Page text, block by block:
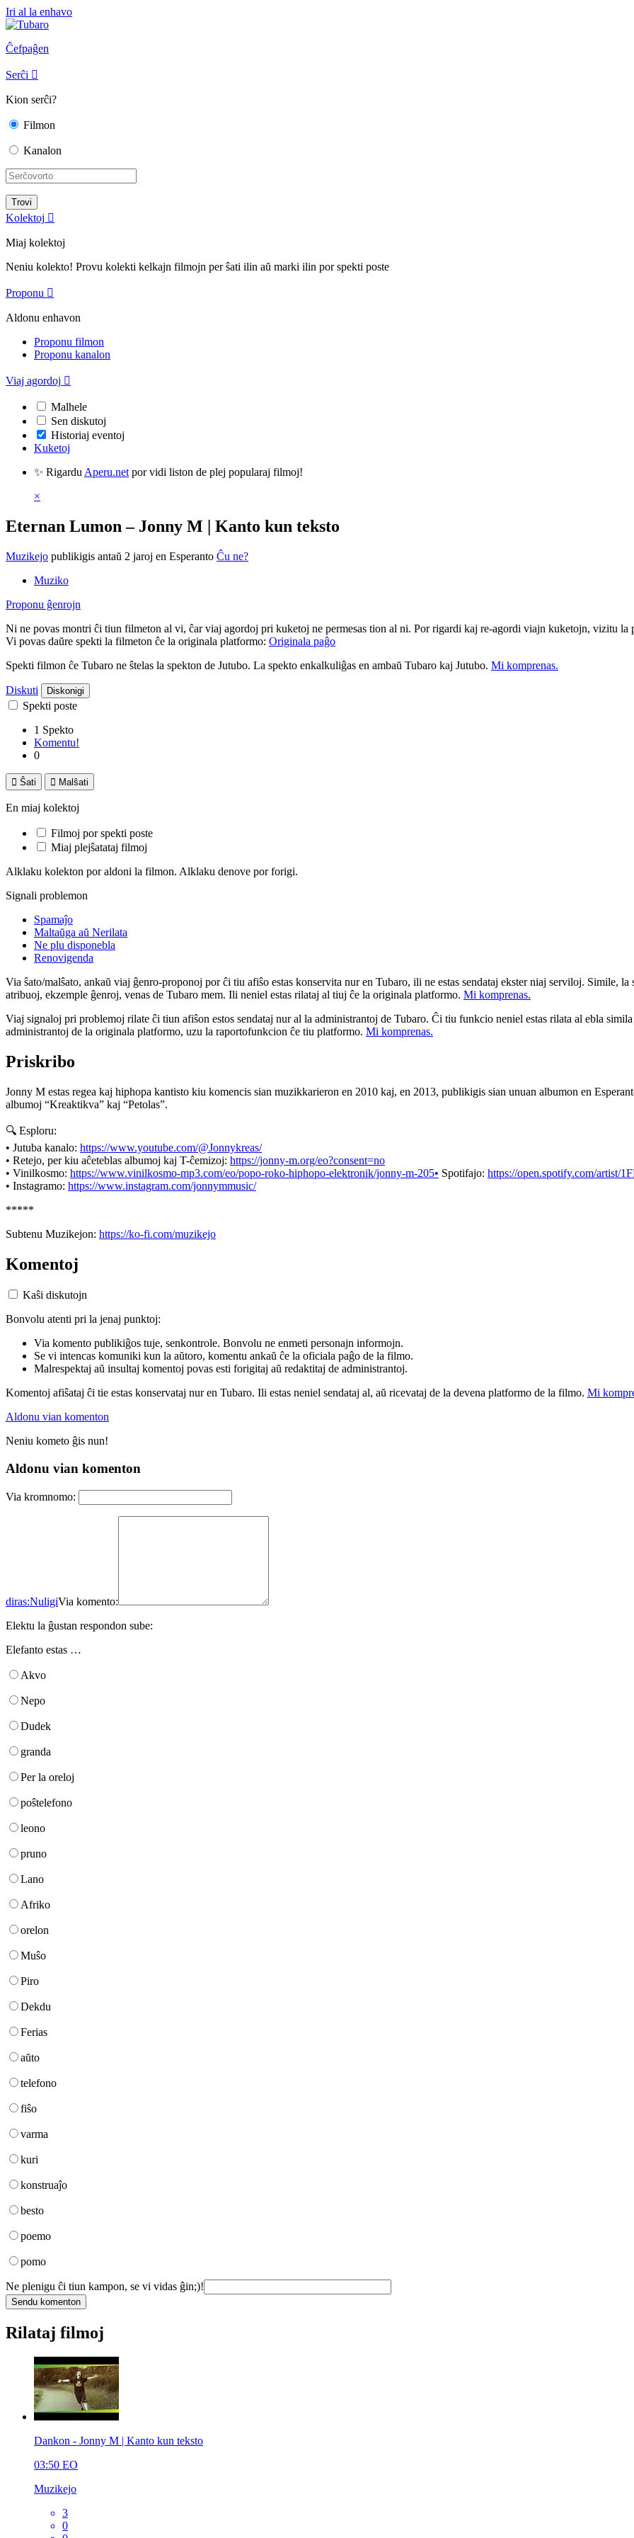
Iri al la enhavo
Ĉefpaĝen
Serĉi 
Kion serĉi?
Filmon
Kanalon
Kolektoj 
Miaj kolektoj
Neniu kolekto! Provu kolekti kelkajn filmojn per ŝati ilin aŭ marki ilin por spekti poste
Proponu 
Aldonu enhavon
Proponu filmon
Proponu kanalon
Viaj agordoj 
Malhele
Sen diskutoj
Historiaj eventoj
Kuketoj
✨ Rigardu Aperu.net por vidi liston de plej popularaj filmoj!
×
Eternan Lumon – Jonny M | Kanto kun teksto
Muzikejo publikigis antaŭ 2 jaroj en Esperanto Ĉu ne?
Muziko
Proponu ĝenrojn
Ni ne povas montri ĉi tiun filmeton al vi, ĉar viaj agordoj pri kuketoj ne permesas tion al ni. Por rigardi kaj re-agordi viajn kuketojn, vizitu la
Vi povas daŭre spekti la filmeton ĉe la originala platformo: Originala paĝo
Spekti filmon ĉe Tubaro ne ŝtelas la spekton de Jutubo. La spekto enkalkuliĝas en ambaŭ Tubaro kaj Jutubo. Mi komprenas.
Diskuti Diskonigi
Spekti poste
1 Spekto
Komentu!
0
 Ŝati  Malŝati
En miaj kolektoj
Filmoj por spekti poste
Miaj plejŝatataj filmoj
Alklaku kolekton por aldoni la filmon. Alklaku denove por forigi.
Signali problemon
Spamaĵo
Maltaŭga aŭ Nerilata
Ne plu disponebla
Renovigenda
Via ŝato/malŝato, ankaŭ viaj ĝenro-proponoj por ĉi tiu afiŝo estas konservita nur en Tubaro, ili ne estas sendataj ekster niaj serviloj. Simile,
atribuoj, ekzemple ĝenroj, venas de Tubaro mem. Ili neniel estas rilataj al tiuj ĉe la originala platformo. Mi komprenas.
Viaj signaloj pri problemoj rilate ĉi tiun afiŝon estos sendataj nur al la administrantoj de Tubaro. Ĉi tiu funkcio neniel estas rilata al ebla
administrantoj de la originala platformo, uzu la raportofunkcion ĉe tiu platformo. Mi komprenas.
Priskribo
Jonny M estas regea kaj hiphopa kantisto kiu komencis sian muzikkarieron en 2010 kaj, en 2013, publikigis sian unuan albumon en
albumoj “Kreaktikva” kaj “Petolas”.
🔍 Esploru:
• Jutuba kanalo: https://www.youtube.com/@Jonnykreas/
• Retejo, per kiu aĉeteblas albumoj kaj T-ĉemizoj: https://jonny-m.org/eo?consent=no
• Vinilkosmo: https://www.vinilkosmo-mp3.com/eo/popo-roko-hiphopo-elektronik/jonny-m-205• Spotifajo: https://open.spotify.com/artist/
• Instagramo: https://www.instagram.com/jonnymmusic/
*****
Subtenu Muzikejon: https://ko-fi.com/muzikejo
Komentoj
Kaŝi diskutojn
Bonvolu atenti pri la jenaj punktoj:
Via komento publikiĝos tuje, senkontrole. Bonvolu ne enmeti personajn informojn.
Se vi intencas komuniki kun la aŭtoro, komentu ankaŭ ĉe la oficiala paĝo de la filmo.
Malrespektaj aŭ insultaj komentoj povas esti forigitaj aŭ redaktitaj de administrantoj.
Komentoj afiŝataj ĉi tie estas konservataj nur en Tubaro. Ili estas neniel sendataj al, aŭ ricevataj de la devena platformo de la filmo. Mi
Aldonu vian komenton
Neniu kometo ĝis nun!
Aldonu vian komenton
Via kromnomo:
diras:NuligiVia komento:
Elektu la ĝustan respondon sube:
Elefanto estas …
Akvo
Nepo
Dudek
granda
Per la oreloj
poŝtelefono
leono
pruno
Lano
Afriko
orelon
Muŝo
Piro
Dekdu
Ferias
aŭto
telefono
fiŝo
varma
kuri
konstruaĵo
besto
poemo
pomo
Ne plenigu ĉi tiun kampon, se vi vidas ĝin;)!
Rilataj filmoj
Dankon - Jonny M | Kanto kun teksto
03:50 EO
Muzikejo
3
0